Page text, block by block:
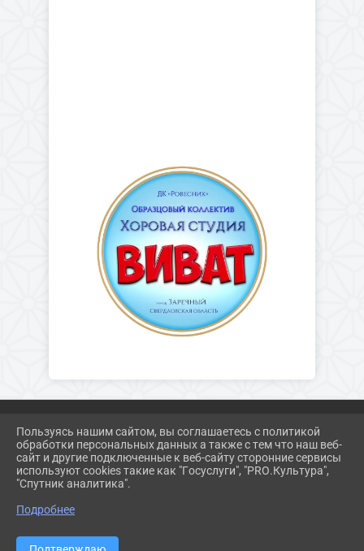
2026 Г. ZAR-DK.RU
ВХОД
КАРТА САЙТА
СДЕЛАНО НА KUBCMS
Пользуясь нашим сайтом, вы соглашаетесь с политикой
обработки персональных данных а также с тем что наш веб-
сайт и другие подключенные к веб-сайту сторонние сервисы
используют cookies такие как "Госуслуги", "PRO.Культура",
"Спутник аналитика".
Подробнее